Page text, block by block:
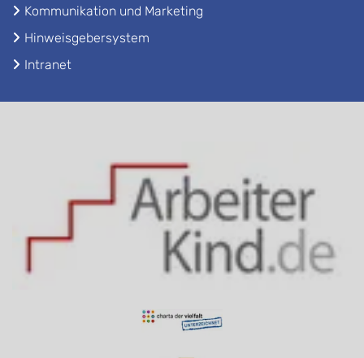
Kommunikation und Marketing
Hinweisgebersystem
Intranet